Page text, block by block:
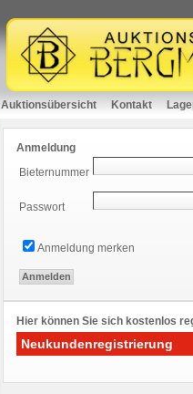
Auktionsübersicht Kontakt
Anmeldung
Bieternummer
Passwort
Anmeldung merken
Hier können Sie sich kostenlos
Neukundenregistrierung